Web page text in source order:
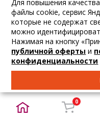
3 021
Для повышения
файлы cookie, сервис
которые не содержат
можно
Нажимая на кнопку
публичной оферты и
конфиденциальности
0